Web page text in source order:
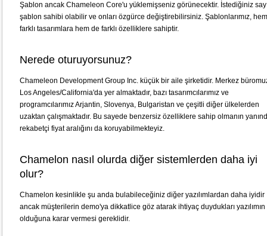
Şablon ancak Chameleon Core'u yüklemişseniz görünecektir. İstediğiniz
şablon sahibi olabilir ve onları özgürce değiştirebilirsiniz. Şablonlarımız,
farklı tasarımlara hem de farklı özelliklere sahiptir.
Nerede oturuyorsunuz?
Chameleon Development Group Inc. küçük bir aile şirketidir. Merkez
Los Angeles/California'da yer almaktadır, bazı tasarımcılarımız ve
programcılarımız Arjantin, Slovenya, Bulgaristan ve çeşitli diğer ülkelerden
uzaktan çalışmaktadır. Bu sayede benzersiz özelliklere sahip olmanın
rekabetçi fiyat aralığını da koruyabilmekteyiz.
Chamelon nasıl olurda diğer sistemlerden daha iyi
olur?
Chamelon kesinlikle şu anda bulabileceğiniz diğer yazılımlardan daha iyidir
ancak müşterilerin demo'ya dikkatlice göz atarak ihtiyaç duydukları
olduğuna karar vermesi gereklidir.